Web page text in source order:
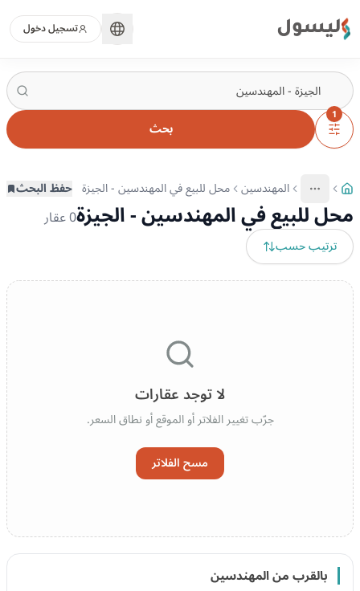
ليسول تسجيل دخول
1
بحث
More
عرض المزيد من المسارات
المهندسين محل للبيع في المهندسين - الجيزة حفظ البحث
محل للبيع في المهندسين - الجيزة0عقار
ترتيب حسب
لا توجد عقارات
جرّب تغيير الفلاتر أو الموقع أو نطاق السعر.
مسح الفلاتر
بالقرب من المهندسين